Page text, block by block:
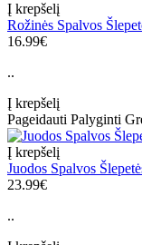
Į krepšelį
Rožinės Spalvos
16.99€
..
Į krepšelį
Pageidauti Palyginti
Į krepšelį
Juodos Spalvos
23.99€
..